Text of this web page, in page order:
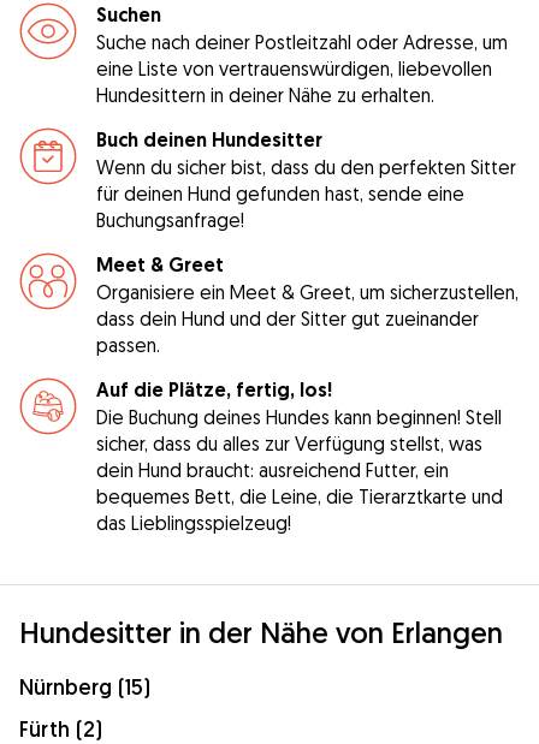
Suchen
Suche nach deiner Postleitzahl oder Adresse, um
eine Liste von vertrauenswürdigen, liebevollen
Hundesittern in deiner Nähe zu erhalten.
Buch deinen Hundesitter
Wenn du sicher bist, dass du den perfekten Sitter
für deinen Hund gefunden hast, sende eine
Buchungsanfrage!
Meet & Greet
Organisiere ein Meet & Greet, um sicherzustellen,
dass dein Hund und der Sitter gut zueinander
passen.
Auf die Plätze, fertig, los!
Die Buchung deines Hundes kann beginnen! Stell
sicher, dass du alles zur Verfügung stellst, was
dein Hund braucht: ausreichend Futter, ein
bequemes Bett, die Leine, die Tierarztkarte und
das Lieblingsspielzeug!
Hundesitter in der Nähe von Erlangen
Nürnberg (15)
Fürth (2)